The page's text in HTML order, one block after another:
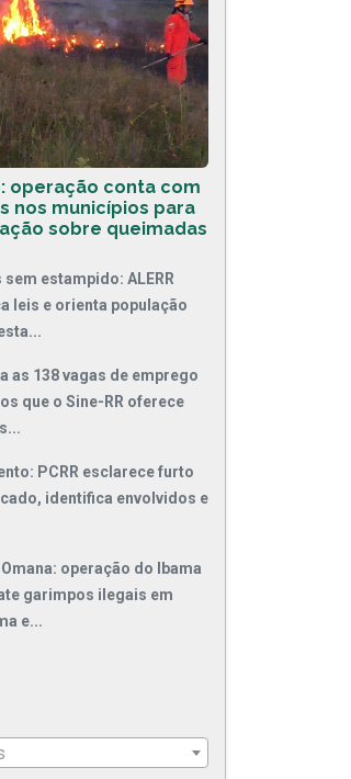
operação conta com
nos municípios para
sobre queimadas
sem estampido: ALERR
leis e orienta população
as 138 vagas de emprego
que o Sine-RR oferece
PCRR esclarece furto
identifica envolvidos e
operação do Ibama
garimpos ilegais em
e...